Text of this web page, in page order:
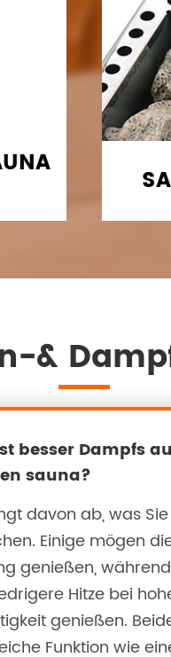
&
besser Dampfs
sauna?
davon ab, was Sie
Einige mögen
genießen,
Hitze bei
genießen.
Funktion wie